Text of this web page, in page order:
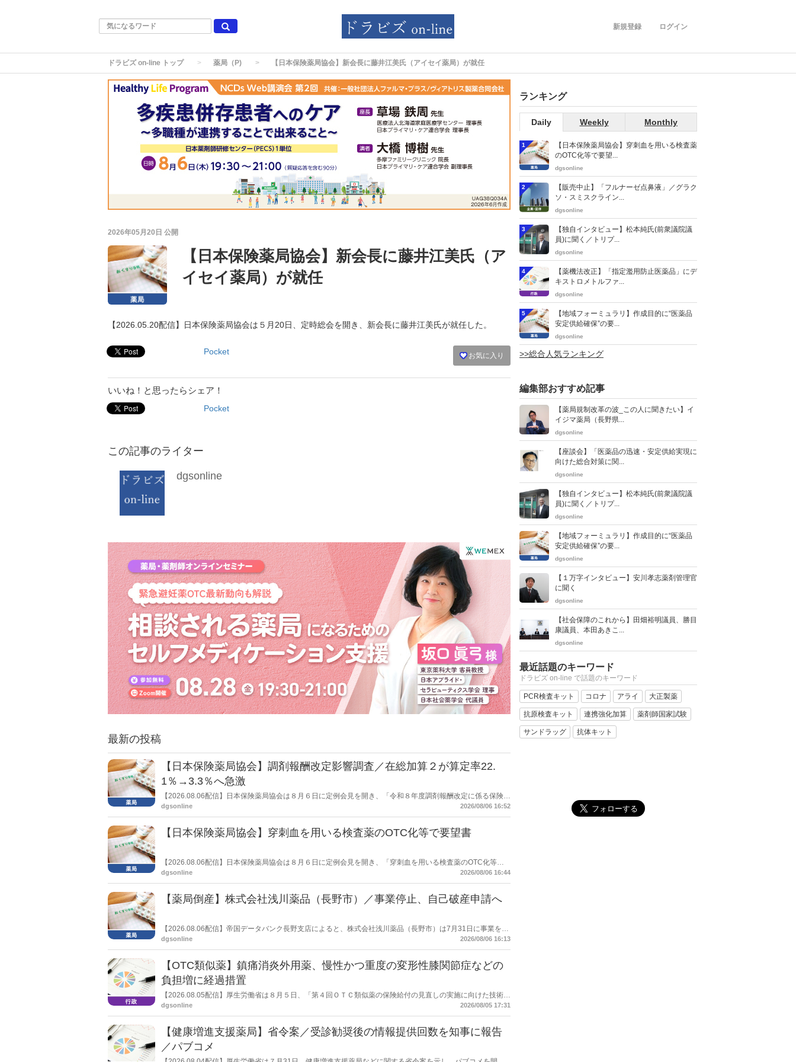
ログイン
新規登録
ドラビズ on-line トップ 薬局（P) 【日本保険薬局協会】新会長に藤井江美氏（アイセイ薬局）が就任
2026年05月20日 公開
【日本保険薬局協会】新会長に藤井江美氏（ア
イセイ薬局）が就任
【2026.05.20配信】日本保険薬局協会は５月20日、定時総会を開き、新会長に藤井江美氏が就任した。
お気に入り
Pocket
いいね！と思ったらシェア！
Pocket
この記事のライター
dgsonline
最新の投稿
【日本保険薬局協会】調剤報酬改定影響調査／在総加算２が算定率22.
1％→3.3％へ急激
【2026.08.06配信】日本保険薬局協会は８月６日に定例会見を開き、「令和８年度調剤報酬改定に係る保険薬
局への影響」の調査結果を公表した。在宅分野では、在宅薬学総合体制加算2の算定率が22.1％から3.3％へ大
dgsonline 2026/08/06 16:52
【日本保険薬局協会】穿刺血を用いる検査薬のOTC化等で要望書
【2026.08.06配信】日本保険薬局協会は８月６日に定例会見を開き、「穿刺血を用いる検査薬のOTC化等に
関する要望書」を厚生労働省 医薬局長宛に提出したことを説明した。
dgsonline 2026/08/06 16:44
【薬局倒産】株式会社浅川薬品（長野市）／事業停止、自己破産申請へ
【2026.08.06配信】帝国データバンク長野支店によると、株式会社浅川薬品（長野市）は7月31日に事業を停
止し、自己破産申請の準備に入った。
dgsonline 2026/08/06 16:13
【OTC類似薬】鎮痛消炎外用薬、慢性かつ重度の変形性膝関節症などの
負担増に経過措置
【2026.08.05配信】厚生労働省は８月５日、「第４回ＯＴＣ類似薬の保険給付の見直しの実施に向けた技術的
検討会」を開催。「中間とりまとめ（案）」を提示し了承した。今後、社会保障審議会医療保険部会等に報告
dgsonline 2026/08/05 17:31
【健康増進支援薬局】省令案／受診勧奨後の情報提供回数を知事に報告
／パブコメ
ランキング
Daily Weekly Monthly
1
【日本保険薬局協会】穿刺血を用いる検査薬
のOTC化等で要望...
dgsonline
2
【販売中止】「フルナーゼ点鼻液」／グラク
ソ・スミスクライン...
dgsonline
3
【独自インタビュー】松本純氏(前衆議院議
員)に聞く／トリプ...
dgsonline
4
【薬機法改正】「指定濫用防止医薬品」にデ
キストロメトルファ...
dgsonline
5
【地域フォーミュラリ】作成目的に“医薬品
安定供給確保”の要...
dgsonline
>>総合人気ランキング
編集部おすすめ記事
【薬局規制改革の波_この人に聞きたい】イ
イジマ薬局（長野県...
dgsonline
【座談会】「医薬品の迅速・安定供給実現に
向けた総合対策に関...
dgsonline
【独自インタビュー】松本純氏(前衆議院議
員)に聞く／トリプ...
dgsonline
【地域フォーミュラリ】作成目的に“医薬品
安定供給確保”の要...
dgsonline
【１万字インタビュー】安川孝志薬剤管理官
に聞く
dgsonline
【社会保障のこれから】田畑裕明議員、勝目
康議員、本田あきこ...
dgsonline
最近話題のキーワード
ドラビズ on-line で話題のキーワード
PCR検査キット コロナ アライ 大正製薬
抗原検査キット 連携強化加算 薬剤師国家試験
サンドラッグ 抗体キット